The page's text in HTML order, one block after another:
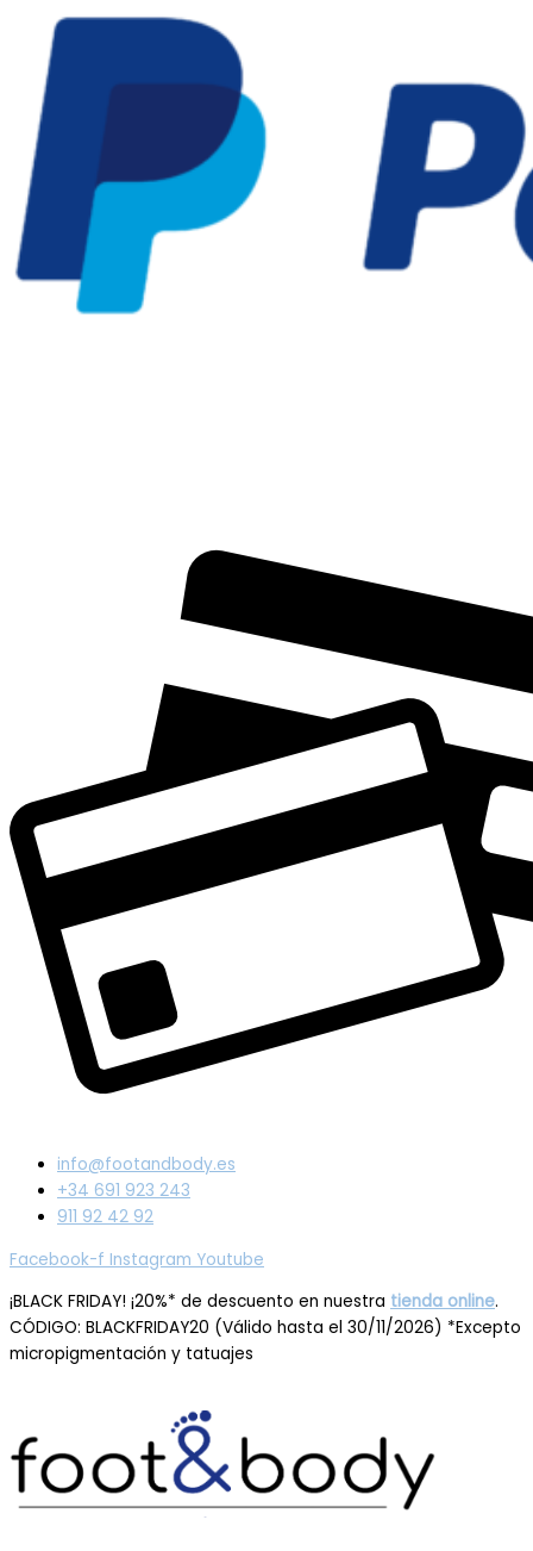
info@footandbody.es
+34 691 923 243
911 92 42 92
Facebook-f Instagram Youtube
¡BLACK FRIDAY! ¡20%* de descuento en nuestra tienda online.
CÓDIGO: BLACKFRIDAY20 (Válido hasta el 30/11/2026) *Excepto
micropigmentación y tatuajes